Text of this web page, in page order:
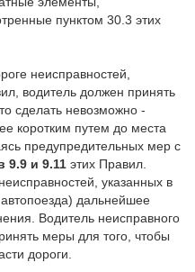
пунктом 30.3 этих
неисправностей,
водитель должен принять
сделать невозможно -
коротким путем до места
предупредительных мер с
9.9 и 9.11 этих Правил.
указанных в
дальнейшее
Водитель неисправного
меры для того, чтобы
дороги.